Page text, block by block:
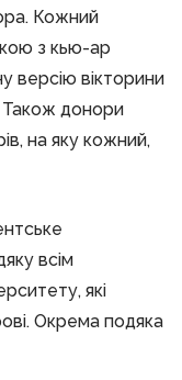
Кожний
з кью-ар
версію вікторини
Також донори
на яку кожний,
всім
які
Окрема подяка